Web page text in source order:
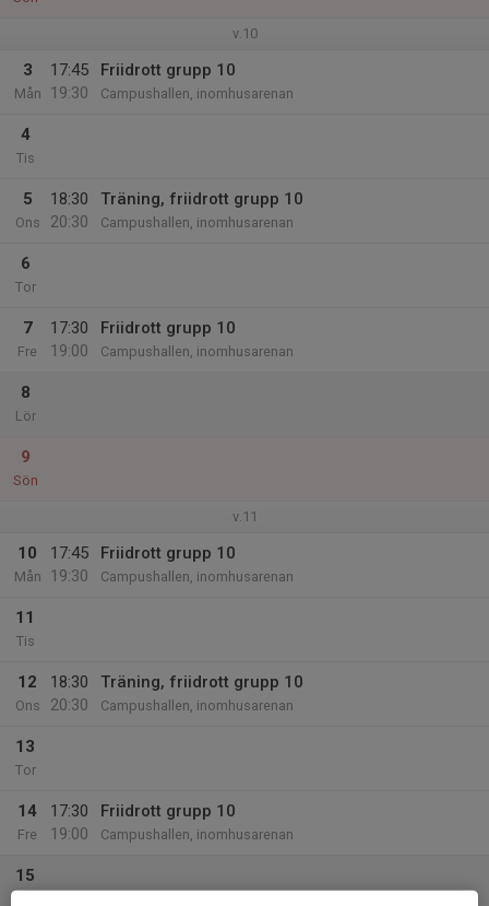
v.10
3
Mån
17:45
19:30
Friidrott grupp 10
Campushallen, inomhusarenan
4
Tis
5
Ons
18:30
20:30
Träning, friidrott grupp 10
Campushallen, inomhusarenan
6
Tor
7
Fre
17:30
19:00
Friidrott grupp 10
Campushallen, inomhusarenan
8
Lör
9
Sön
v.11
10
Mån
17:45
19:30
Friidrott grupp 10
Campushallen, inomhusarenan
11
Tis
12
Ons
18:30
20:30
Träning, friidrott grupp 10
Campushallen, inomhusarenan
13
Tor
14
Fre
17:30
19:00
Friidrott grupp 10
Campushallen, inomhusarenan
15